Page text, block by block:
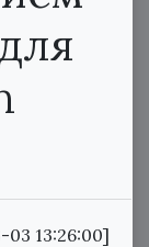
03 13:26:00]